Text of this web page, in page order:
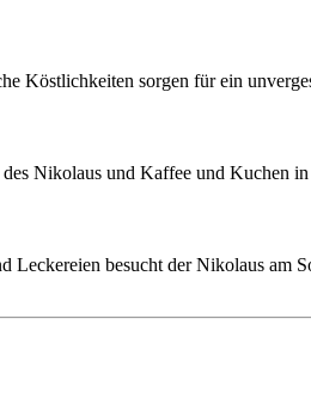
Köstlichkeiten sorgen für ein
Nikolaus und Kaffee und Kuchen
Leckereien besucht der Nikolaus am